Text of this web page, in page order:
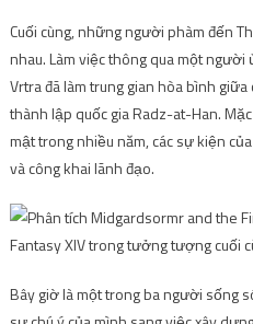
Cuối cùng, những người phàm đến
nhau. Làm việc thông qua một người
Vrtra đã làm trung gian hòa bình
thành lập quốc gia Radz-at-Han.
mật trong nhiều năm, các sự kiện
và công khai lãnh đạo.
Bây giờ là một trong ba người sống